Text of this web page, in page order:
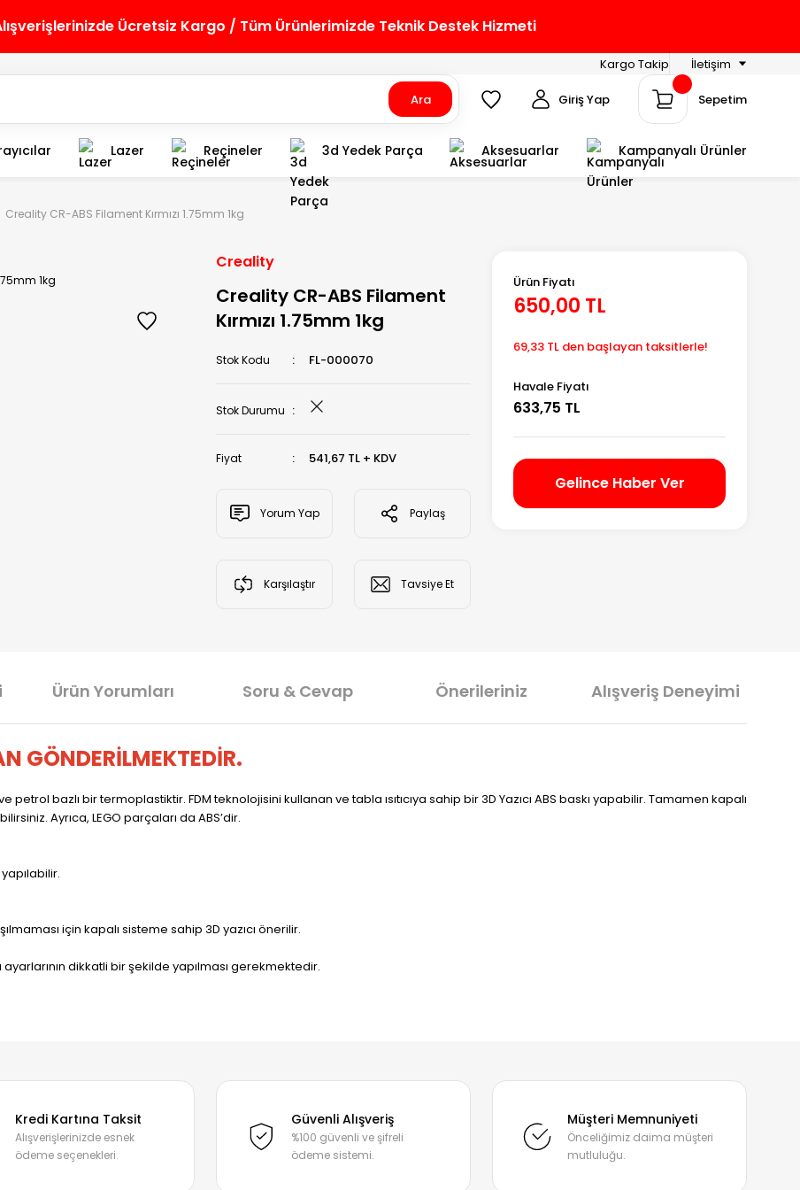
Ücretsiz Kargo / Tüm Ürünlerimizde Teknik Destek Hizmeti
Kargo Takip
İletişim
Ara Giriş Yap Sepetim
Lazer Reçineler 3d Yedek Parça Aksesuarlar Kampanyalı Ürünler
Creality CR-ABS Filament Kırmızı 1.75mm 1kg
Creality
Creality CR-ABS Filament
Kırmızı 1.75mm 1kg
Stok Kodu FL-000070
Stok Durumu
Fiyat 541,67 TL + KDV
Yorum Yap Paylaş
Karşılaştır Tavsiye Et
Ürün Fiyatı
650,00 TL
69,33 TL den başlayan taksitlerle!
Havale Fiyatı
633,75 TL
Gelince Haber Ver
Ürün Yorumları Soru & Cevap Önerileriniz Alışveriş Deneyimi
GÖNDERİLMEKTEDİR.
bazlı bir termoplastiktir. FDM teknolojisini kullanan ve tabla ısıtıcıya sahip bir 3D Yazıcı ABS baskı yapabilir. Tamamen kapalı
Ayrıca, LEGO parçaları da ABS’dir.
için kapalı sisteme sahip 3D yazıcı önerilir.
dikkatli bir şekilde yapılması gerekmektedir.
Kredi Kartına Taksit
Alışverişlerinizde esnek
ödeme seçenekleri.
Güvenli Alışveriş
%100 güvenli ve şifreli
ödeme sistemi.
Müşteri Memnuniyeti
Önceliğimiz daima müşteri
mutluluğu.